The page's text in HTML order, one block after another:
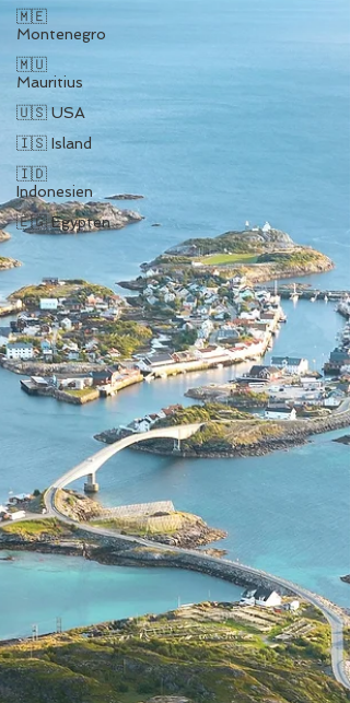
🇲🇪
Montenegro
🇲🇺
Mauritius
🇺🇸 USA
🇮🇸 Island
🇮🇩
Indonesien
🇪🇬 Egypten